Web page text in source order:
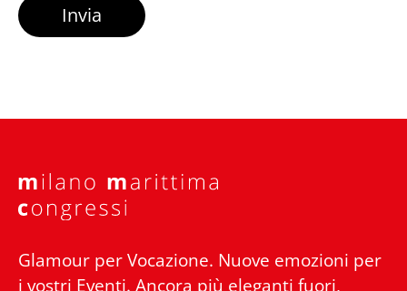
Invia
Glamour per Vocazione. Nuove emozioni per
i vostri Eventi. Ancora più eleganti fuori,